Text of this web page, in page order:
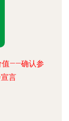
值——确认参
言